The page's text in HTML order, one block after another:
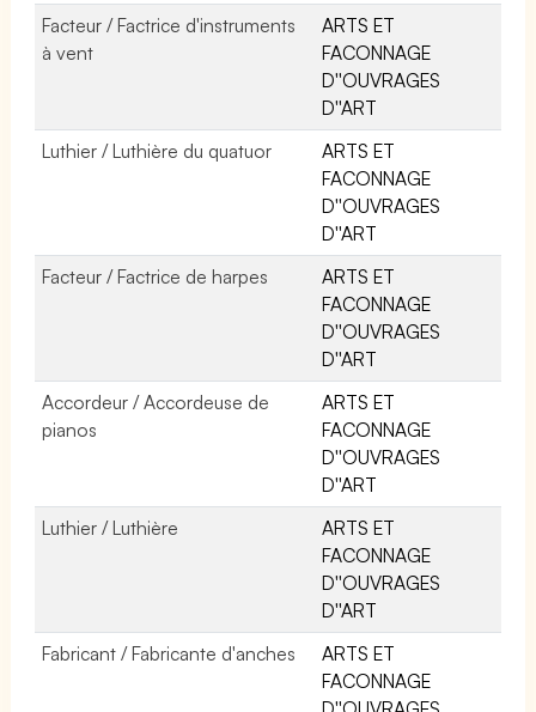
Facteur / Factrice d'instruments
à vent
ARTS ET
FACONNAGE
D''OUVRAGES
D''ART
Luthier / Luthière du quatuor
ARTS ET
FACONNAGE
D''OUVRAGES
D''ART
Facteur / Factrice de harpes
ARTS ET
FACONNAGE
D''OUVRAGES
D''ART
Accordeur / Accordeuse de
pianos
ARTS ET
FACONNAGE
D''OUVRAGES
D''ART
Luthier / Luthière
ARTS ET
FACONNAGE
D''OUVRAGES
D''ART
Fabricant / Fabricante d'anches
ARTS ET
FACONNAGE